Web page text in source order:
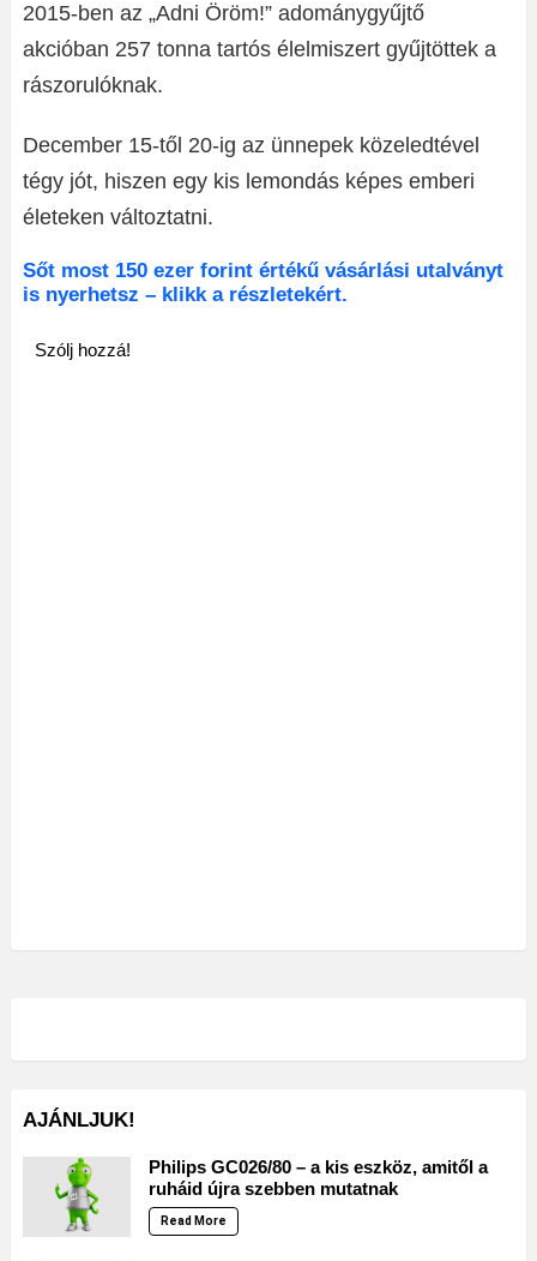
2015-ben az „Adni Öröm!” adománygyűjtő
akcióban 257 tonna tartós élelmiszert gyűjtöttek a
rászorulóknak.
December 15-től 20-ig az ünnepek közeledtével
tégy jót, hiszen egy kis lemondás képes emberi
életeken változtatni.
Sőt most 150 ezer forint értékű vásárlási utalványt
is nyerhetsz – klikk a részletekért.
Szólj hozzá!
AJÁNLJUK!
Philips GC026/80 – a kis eszköz, amitől a
ruháid újra szebben mutatnak
Read More